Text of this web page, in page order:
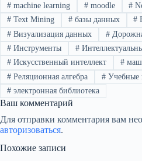
#machine learning #moodle #
#Text Mining #базы данных #
#Визуализация данных #
#Инструменты #
#Искусственный интеллект #
#Реляционная алгебра #Учебные
#электронная библиотека
Ваш комментарий
Для отправки комментария вам
авторизоваться.
Похожие записи